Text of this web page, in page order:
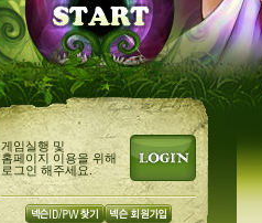
게임실행 및
홈페이지 이용을 위해
로그인 해주세요.